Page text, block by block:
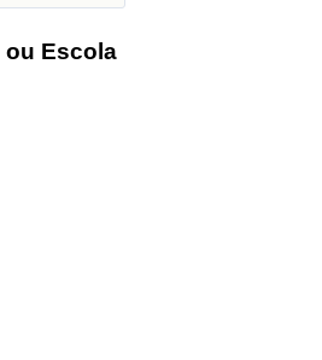
ou Escola